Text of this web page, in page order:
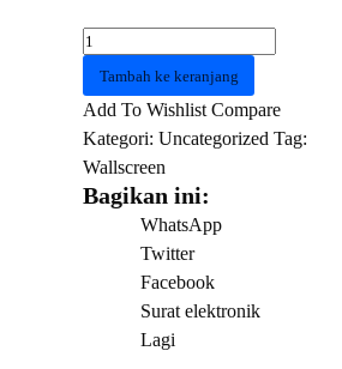
Kuantitas
Wall
Screen
Casa
Screen
70x70
MWS7070
Tambah ke keranjang
Add To Wishlist Compare
Kategori:Uncategorized Tag:
Wallscreen
Bagikan ini:
WhatsApp
Twitter
Facebook
Surat elektronik
Lagi